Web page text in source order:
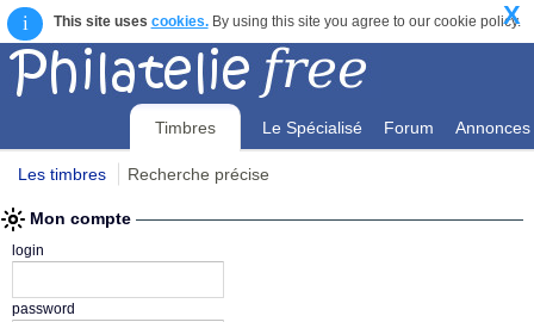
i This site uses cookies.By using this site you agree to our cookie policy.
X
Timbres Le Spécialisé Forum Annonces
Les timbres Recherche précise
Mon compte
login
password